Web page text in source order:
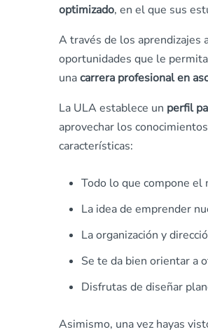
optimizado, en el que sus
A través de los aprendizajes
oportunidades que le
unacarrera profesional en
La ULA establece un perfil
aprovechar los
características:
Todo lo que compone el
La idea de emprender
La organización y
Se te da bien orientar a
Disfrutas de diseñar
Asimismo, una vez hayas